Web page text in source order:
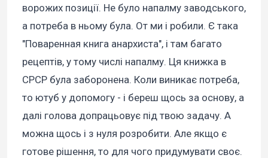
ворожих позиції. Не було напалму заводського,
а потреба в ньому була. От ми і робили. Є така
"Поваренная книга анархиста", і там багато
рецептів, у тому числі напалму. Ця книжка в
СРСР була заборонена. Коли виникає потреба,
то ютуб у допомогу - і береш щось за основу, а
далі голова допрацьовує під твою задачу. А
можна щось і з нуля розробити. Але якщо є
готове рішення, то для чого придумувати своє.